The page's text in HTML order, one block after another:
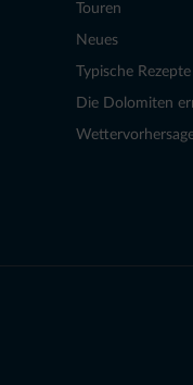
Touren
Neues
Typische Rezepte
Die Dolomiten